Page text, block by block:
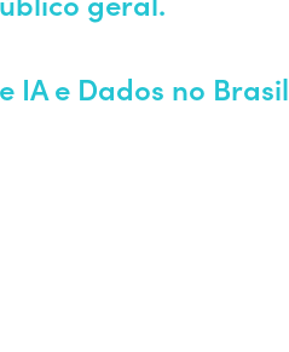
IA e Dados no Brasil